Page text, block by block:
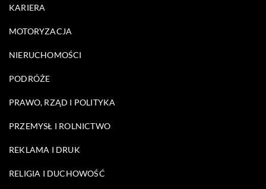
KARIERA
MOTORYZACJA
NIERUCHOMOŚCI
PODRÓŻE
PRAWO, RZĄD I POLITYKA
PRZEMYSŁ I ROLNICTWO
REKLAMA I DRUK
RELIGIA I DUCHOWOŚĆ